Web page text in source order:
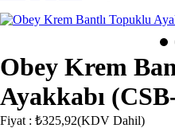
Obey Krem
Ayakkabı
Fiyat : ₺325,92(KDV Dahil)